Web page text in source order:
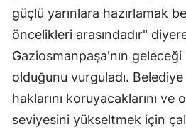
güçlü yarınlara hazırlamak
öncelikleri arasındadır"
Gaziosmanpaşa'nın
olduğunu vurguladı.
haklarını koruyacaklarını ve
seviyesini yükseltmek için